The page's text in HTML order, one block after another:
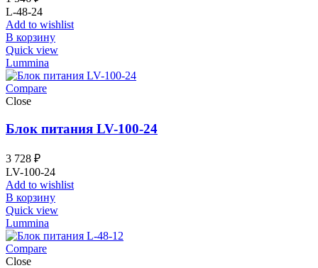
L-48-24
Add to wishlist
В корзину
Quick view
Lummina
Compare
Close
Блок питания LV-100-24
3 728 ₽
LV-100-24
Add to wishlist
В корзину
Quick view
Lummina
Compare
Close